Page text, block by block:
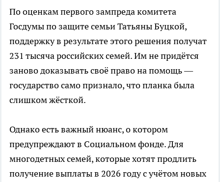
По оценкам первого зампреда комитета
Госдумы по защите семьи Татьяны Буцкой,
поддержку в результате этого решения получат
231 тысяча российских семей. Им не придётся
заново доказывать своё право на помощь —
государство само признало, что планка была
слишком жёсткой.
Однако есть важный нюанс, о котором
предупреждают в Социальном фонде. Для
многодетных семей, которые хотят продлить
получение выплаты в 2026 году с учётом новых